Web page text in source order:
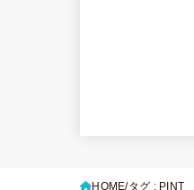
HOME タグ : PINT